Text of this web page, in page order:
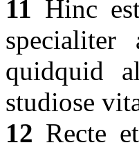
11 Hinc
specialiter
quidquid
studiose
12 Recte